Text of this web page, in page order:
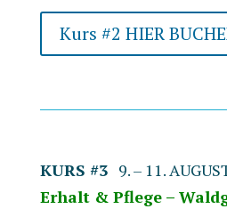
Kurs #2 HIER
KURS #39. – 11.
Erhalt & Pflege –